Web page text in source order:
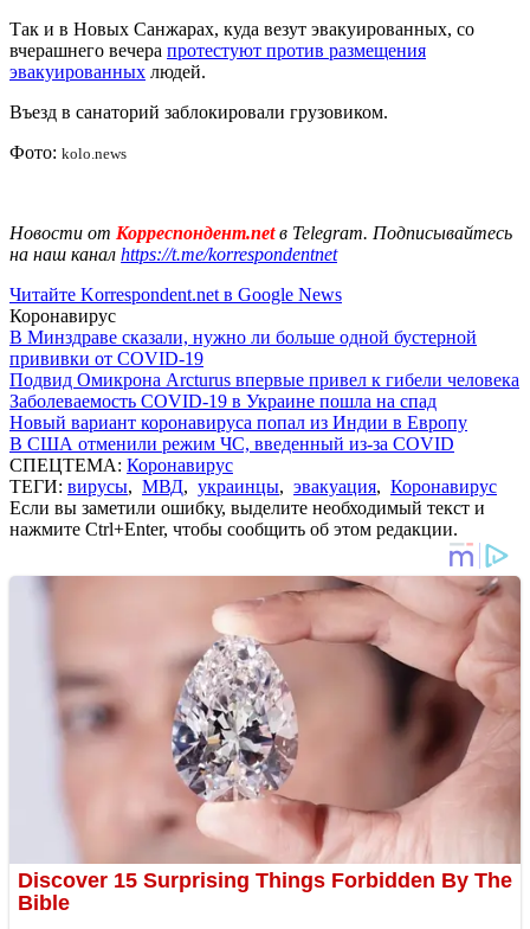
Так и в Новых Санжарах, куда везут эвакуированных, со
вчерашнего вечера протестуют против размещения
эвакуированных людей.
Въезд в санаторий заблокировали грузовиком.
Фото: kolo.news
Новости от Корреспондент.netв Telegram. Подписывайтесь
на наш канал https://t.me/korrespondentnet
Читайте Korrespondent.net в Google News
Коронавирус
В Минздраве сказали, нужно ли больше одной бустерной
прививки от COVID-19
Подвид Омикрона Arcturus впервые привел к гибели человека
Заболеваемость COVID-19 в Украине пошла на спад
Новый вариант коронавируса попал из Индии в Европу
В США отменили режим ЧС, введенный из-за COVID
СПЕЦТЕМА: Коронавирус
ТЕГИ: вирусы, МВД, украинцы, эвакуация, Коронавирус
Если вы заметили ошибку, выделите необходимый текст и
нажмите Ctrl+Enter, чтобы сообщить об этом редакции.